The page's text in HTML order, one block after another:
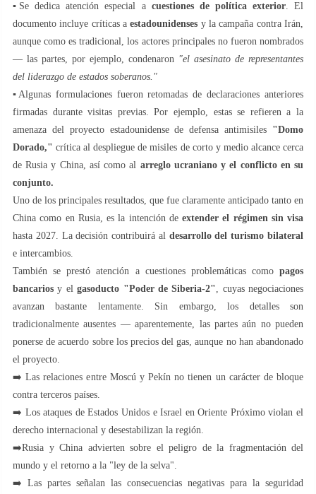
▪️Se dedica atención especial a cuestiones de política exterior. El
documento incluye críticas aestadounidenses y la campaña contra Irán,
aunque como es tradicional, los actores principales no fueron nombrados
— las partes, por ejemplo, condenaron "el asesinato de representantes
del liderazgo de estados soberanos."
▪️Algunas formulaciones fueron retomadas de declaraciones anteriores
firmadas durante visitas previas. Por ejemplo, estas se refieren a la
amenaza del proyecto estadounidense de defensa antimisiles "Domo
Dorado," crítica al despliegue de misiles de corto y medio alcance cerca
de Rusia y China, así como al arreglo ucraniano y el conflicto en su
conjunto.
Uno de los principales resultados, que fue claramente anticipado tanto en
China como en Rusia, es la intención de extender el régimen sin visa
hasta 2027. La decisión contribuirá al desarrollo del turismo bilateral
e intercambios.
También se prestó atención a cuestiones problemáticas como pagos
bancarios y elgasoducto "Poder de Siberia-2" , cuyas negociaciones
avanzan bastante lentamente. Sin embargo, los detalles son
tradicionalmente ausentes — aparentemente, las partes aún no pueden
ponerse de acuerdo sobre los precios del gas, aunque no han abandonado
el proyecto.
➡️ Las relaciones entre Moscú y Pekín no tienen un carácter de bloque
contra terceros países.
➡️ Los ataques de Estados Unidos e Israel en Oriente Próximo violan el
derecho internacional y desestabilizan la región.
➡️Rusia y China advierten sobre el peligro de la fragmentación del
mundo y el retorno a la "ley de la selva".
➡️ Las partes señalan las consecuencias negativas para la seguridad